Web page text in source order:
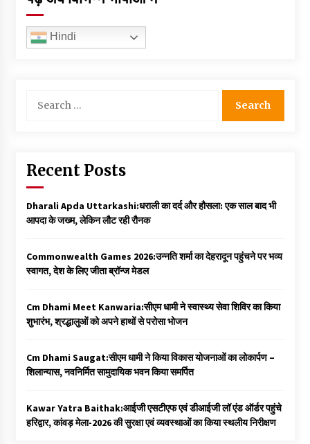
Hindi
for:
Recent Posts
Dharali Apda Uttarkashi:धराली का दर्द और हौसला: एक साल बाद भी
आपदा के जख्म, लेकिन लौट रही रौनक
Commonwealth Games 2026:उन्नति शर्मा का देहरादून पहुंचने पर भव्य
स्वागत, देश के लिए जीता ब्रॉन्ज मेडल
Cm Dhami Meet Kanwaria:सीएम धामी ने स्वास्थ्य सेवा शिविर का किया
शुभारंभ, श्रद्धालुओं को अपने हाथों से परोसा भोजन
Cm Dhami Saugat:सीएम धामी ने किया विकास योजनाओं का लोकार्पण –
शिलान्यास, नवनिर्मित सामुदायिक भवन किया समर्पित
Kawar Yatra Baithak:आईजी एसटीएफ एवं डीआईजी लॉ एंड ऑर्डर पहुंचे
हरिद्वार, कांवड़ मेला-2026 की सुरक्षा एवं व्यवस्थाओं का किया स्थलीय निरीक्षण